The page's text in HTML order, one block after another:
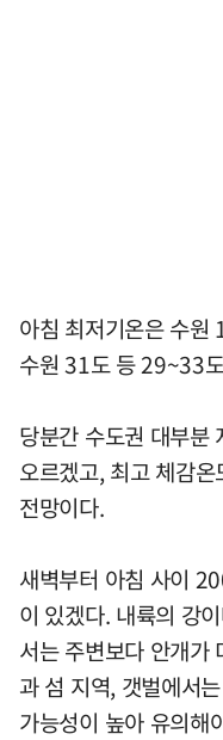
아침 최저기온은 수
수원 31도 등 29~33
당분간 수도권 대부분
오르겠고, 최고 체감
전망이다.
새벽부터 아침 사이
이 있겠다. 내륙의 강
서는 주변보다 안개가
과 섬 지역, 갯벌에서
가능성이 높아 유의해